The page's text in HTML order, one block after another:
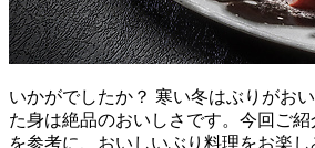
いかがでしたか？ 寒い冬はぶりがお
た身は絶品のおいしさです。今回ご
を参考に、おいしいぶり料理をお楽し